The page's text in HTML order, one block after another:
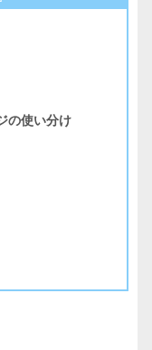
の使い分け